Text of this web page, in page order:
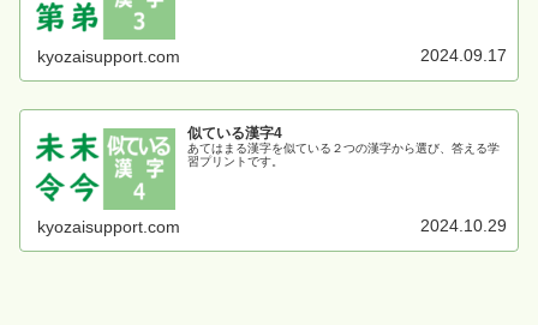
kyozaisupport.com 2024.09.17
似ている漢字4
あてはまる漢字を似ている２つの漢字から選び、答える学
習プリントです。
kyozaisupport.com 2024.10.29